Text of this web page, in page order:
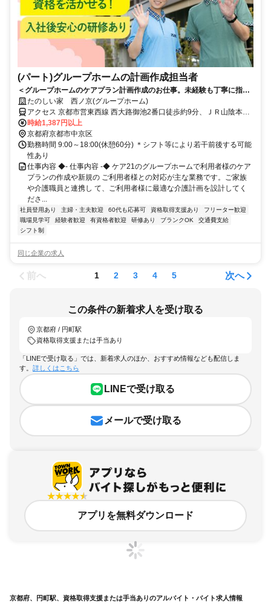
(パート)グループホームの計画作成担当者
＜グループホームのケアプラン計画作成のお仕事。未経験も丁寧に指導
します。＞ケア21が運営するグループホームで計画作成担当者のお仕
事！介護も少しお手伝いいただくので現場の実状の理解にも繋がりま
す。
たのしい家 西ノ京(グループホーム)
アクセス 京都市営東西線 西大路御池2番口徒歩約9分、ＪＲ山陰本線
円町徒歩約10分、京都市営東西線 二条3番口徒歩約10分 JR・京都市
営地下鉄「二条」駅から徒歩約13分
時給1,387円以上
京都府京都市中京区
勤務時間 9:00～18:00(休憩60分) ＊シフト等により若干前後する可能
性あり
仕事内容 ◆- 仕事内容 -◆ ケア21のグループホームで利用者様のケア
プランの作成や新規の ご利用者様との対応が主な業務です。ご家族
や介護職員と連携し て、ご利用者様に最適な介護計画を設計してく
ださ...
社員登用あり 主婦・主夫歓迎 60代も応募可 資格取得支援あり
フリーター歓迎
職場見学可
経験者歓迎 有資格者歓迎 研修あり ブランクOK
交通費支給
シフト制
同じ企業の求人
前へ 1 2 3 4 5 次へ
この条件の新着求人を受け取る
京都府 / 円町駅
資格取得支援または手当あり
「LINEで受け取る」では、新着求人のほか、おすすめ情報なども配信しま
す。 詳しくはこちら
LINEで受け取る
メールで受け取る
アプリを無料ダウンロード
京都府、円町駅、資格取得支援または手当ありのアルバイト・バイト求人情報